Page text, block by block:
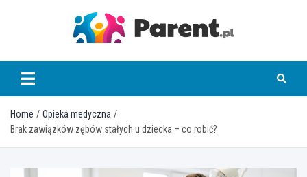
parent.pl
Home
Opieka medyczna
Brak zawiązków zębów stałych u dziecka – co robić?